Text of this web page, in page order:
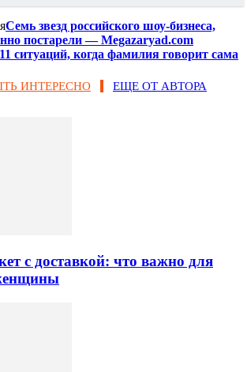
Семь звезд российского шоу-бизнеса,
постарели — Megazaryad.com
11 ситуаций, когда фамилия говорит сама
ИНТЕРЕСНО ЕЩЕ ОТ АВТОРА
с доставкой: что важно для